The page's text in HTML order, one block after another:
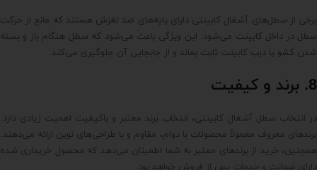
برخی از سطل‌های آشغال کابینتی دارای پایه‌های ضد لغزش هستند که مانع از حرکت
سطل در داخل کابینت می‌شود. این ویژگی باعث می‌شود که سطل هنگام باز و بسته
شدن کشو یا درب کابینت ثابت بماند و از جابجایی آن جلوگیری می‌کند.
8. برند و کیفیت
در انتخاب سطل آشغال کابینتی، انتخاب برند معتبر و باکیفیت اهمیت زیادی دارد.
برندهای معروف معمولاً محصولات با دوام، مقاوم و با طراحی‌های نوین ارائه می‌دهند.
همچنین، خرید از برندهای معتبر به شما اطمینان می‌دهد که محصول خریداری شده
دارای ضمانت و خدمات پس از فروش خواهد بود.